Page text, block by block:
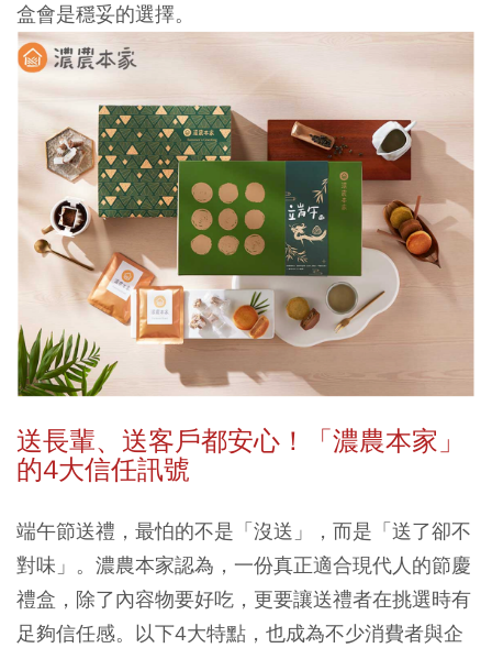
盒會是穩妥的選擇。
送長輩、送客戶都安心！「濃農本家」
的4大信任訊號
端午節送禮，最怕的不是「沒送」，而是「送了卻不
對味」。濃農本家認為，一份真正適合現代人的節慶
禮盒，除了內容物要好吃，更要讓送禮者在挑選時有
足夠信任感。以下4大特點，也成為不少消費者與企